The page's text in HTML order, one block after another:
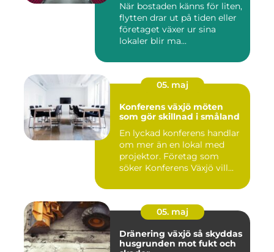
När bostaden känns för liten,
flytten drar ut på tiden eller
företaget växer ur sina
lokaler blir ma...
05. maj
Konferens växjö möten
som gör skillnad i småland
En lyckad konferens handlar
om mer än en lokal med
projektor. Företag som
söker Konferens Växjö vill...
05. maj
Dränering växjö så skyddas
husgrunden mot fukt och